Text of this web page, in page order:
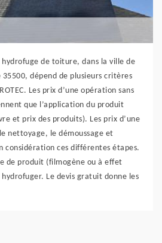
hydrofuge de toiture, dans la ville de
35500, dépend de plusieurs critères
Les prix d’une opération sans
que l’application du produit
et prix des produits). Les prix d’une
nettoyage, le démoussage et
considération ces différentes étapes.
de produit (filmogène ou à effet
Le devis gratuit donne les